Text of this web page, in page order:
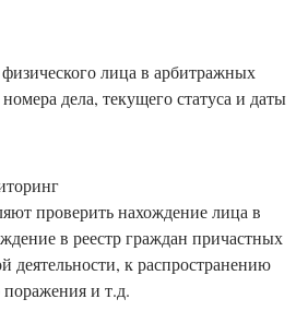
лица в арбитражных
дела, текущего статуса и даты
проверить нахождение лица в
в реестр граждан причастных
деятельности, к распространению
и т.д.